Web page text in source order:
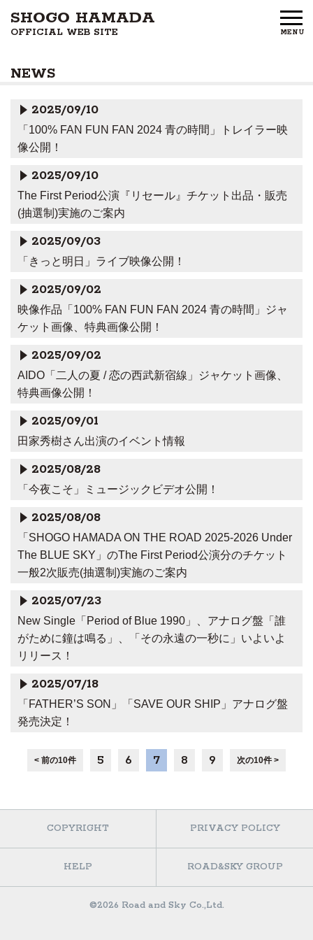
SHOGO HAMADA
OFFICIAL WEB SITE MENU
GOODS
FAN CLUB
FREE MEMBERS
NEWS
2025/09/10
「100% FAN FUN FAN 2024 青の時間」トレイラー映
像公開！
2025/09/10
The First Period公演『リセール』チケット出品・販売
(抽選制)実施のご案内
2025/09/03
「きっと明日」ライブ映像公開！
2025/09/02
映像作品「100% FAN FUN FAN 2024 青の時間」ジャ
ケット画像、特典画像公開！
2025/09/02
AIDO「二人の夏 / 恋の西武新宿線」ジャケット画像、
特典画像公開！
2025/09/01
田家秀樹さん出演のイベント情報
2025/08/28
「今夜こそ」ミュージックビデオ公開！
2025/08/08
「SHOGO HAMADA ON THE ROAD 2025-2026 Under
The BLUE SKY」のThe First Period公演分のチケット
一般2次販売(抽選制)実施のご案内
2025/07/23
New Single「Period of Blue 1990」、アナログ盤「誰
がために鐘は鳴る」、「その永遠の一秒に」いよいよ
リリース！
2025/07/18
「FATHER’S SON」「SAVE OUR SHIP」アナログ盤
発売決定！
< 前の10件 5 6 7 8 9 次の10件 >
COPYRIGHT PRIVACY POLICY
HELP ROAD&SKY GROUP
©2026 Road and Sky Co.,Ltd.